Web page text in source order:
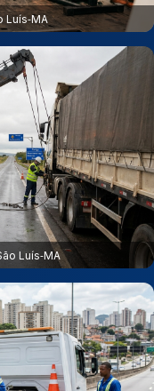
Luís‑MA
Luís‑MA